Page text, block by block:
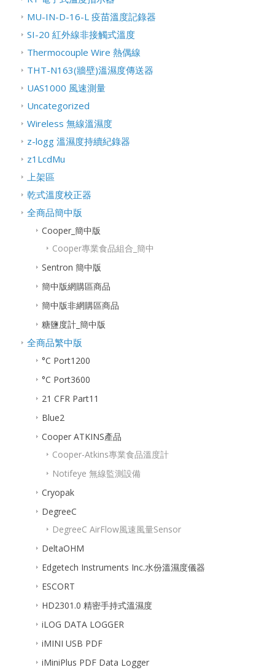
MU-IN-D-16-L 疫苗溫度記錄器
SI-20 紅外線非接觸式溫度
Thermocouple Wire 熱偶線
THT-N163(牆壁)溫濕度傳送器
UAS1000 風速測量
Uncategorized
Wireless 無線溫濕度
z-logg 溫濕度持續紀錄器
z1LcdMu
上架區
乾式溫度校正器
全商品簡中版
Cooper_簡中版
Cooper專業食品組合_簡中
Sentron 簡中版
簡中版網購區商品
簡中版非網購區商品
糖鹽度計_簡中版
全商品繁中版
°C Port1200
°C Port3600
21 CFR Part11
Blue2
Cooper ATKINS產品
Cooper-Atkins專業食品溫度計
Notifeye 無線監測設備
Cryopak
DegreeC
DegreeC AirFlow風速風量Sensor
DeltaOHM
Edgetech Instruments Inc.水份溫濕度儀器
ESCORT
HD2301.0 精密手持式溫濕度
iLOG DATA LOGGER
iMINI USB PDF
iMiniPlus PDF Data Logger